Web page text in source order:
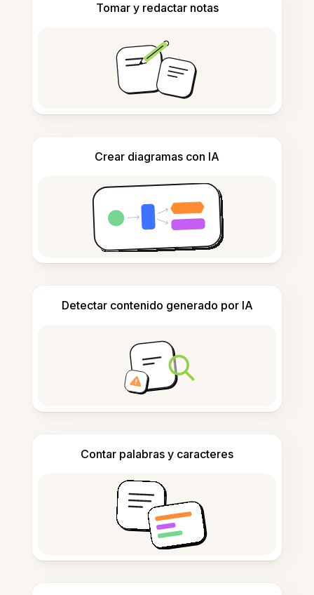
Tomar y redactar notas
Crear diagramas con IA
Detectar contenido generado por IA
Contar palabras y caracteres